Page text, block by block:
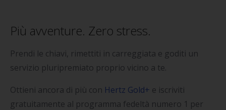
Più avventure. Zero stress.
Prendi le chiavi, rimettiti in carreggiata e goditi un
servizio pluripremiato proprio vicino a te.
Ottieni ancora di più con Hertz Gold+ e iscriviti
gratuitamente al programma fedeltà numero 1 per